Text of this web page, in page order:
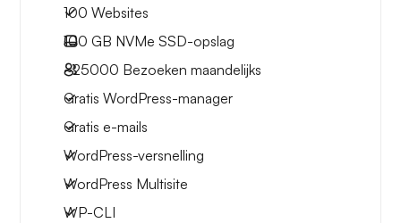
100 Websites
100 GB NVMe SSD-opslag
~25000 Bezoeken maandelijks
Gratis WordPress-manager
Gratis e-mails
WordPress-versnelling
WordPress Multisite
WP-CLI